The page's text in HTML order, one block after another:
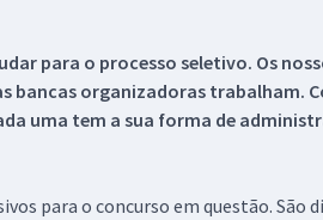
para o processo seletivo. Os
bancas organizadoras trabalham.
uma tem a sua forma de
para o concurso em questão.